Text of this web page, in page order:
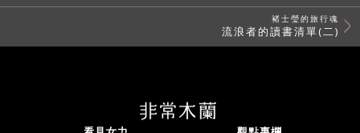
褚士瑩的旅行魂
流浪者的讀書清單(二)